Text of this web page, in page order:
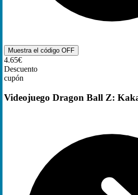
Muestra el código OFF
4.65€
Descuento
cupón
Videojuego Dragon Ball Z: